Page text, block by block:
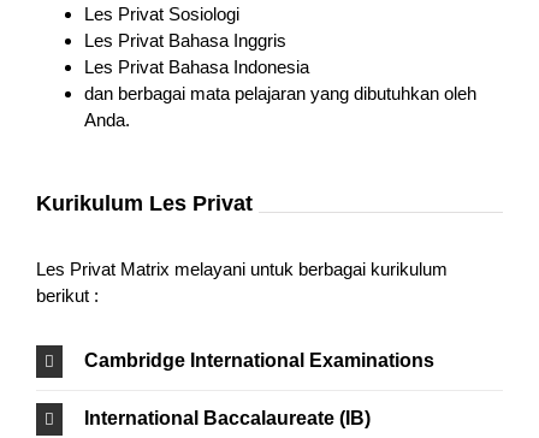
Les Privat Sosiologi
Les Privat Bahasa Inggris
Les Privat Bahasa Indonesia
dan berbagai mata pelajaran yang dibutuhkan oleh
Anda.
Kurikulum Les Privat
Les Privat Matrix melayani untuk berbagai kurikulum
berikut :
Cambridge International Examinations
International Baccalaureate (IB)